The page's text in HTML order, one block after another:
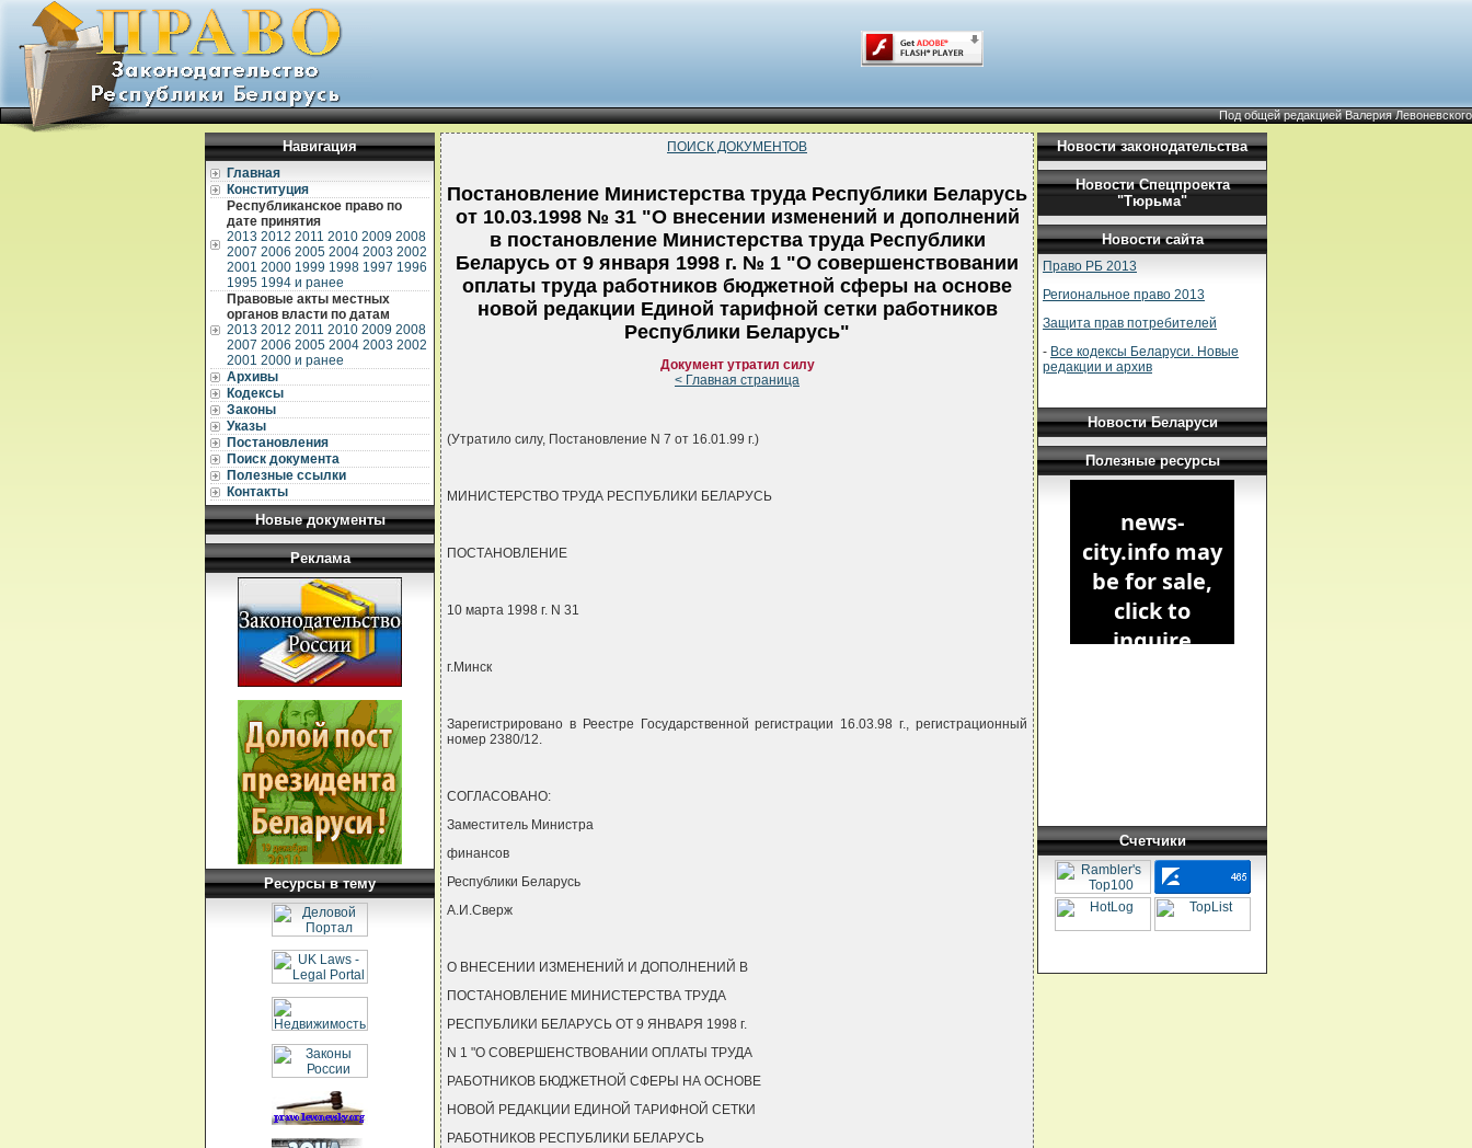
Под общей редакцией Валерия Левоневского
Навигация
Главная
Конституция
Республиканское право по
дате принятия
2013 2012 2011 2010 2009 2008
2007 2006 2005 2004 2003 2002
2001 2000 1999 1998 1997 1996
1995 1994 и ранее
Правовые акты местных
органов власти по датам
2013 2012 2011 2010 2009 2008
2007 2006 2005 2004 2003 2002
2001 2000 и ранее
Архивы
Кодексы
Законы
Указы
Постановления
Поиск документа
Полезные ссылки
Контакты
Новые документы
Реклама
Ресурсы в тему
ПОИСК ДОКУМЕНТОВ
Постановление Министерства труда Республики Беларусь
от 10.03.1998 № 31 "О внесении изменений и дополнений
в постановление Министерства труда Республики
Беларусь от 9 января 1998 г. № 1 "О совершенствовании
оплаты труда работников бюджетной сферы на основе
новой редакции Единой тарифной сетки работников
Республики Беларусь"
Документ утратил силу
< Главная страница
(Утратило силу, Постановление N 7 от 16.01.99 г.)
МИНИСТЕРСТВО ТРУДА РЕСПУБЛИКИ БЕЛАРУСЬ
ПОСТАНОВЛЕНИЕ
10 марта 1998 г. N 31
г.Минск
Зарегистрировано в Реестре Государственной регистрации 16.03.98 г., регистрационный
номер 2380/12.
СОГЛАСОВАНО:
Заместитель Министра
финансов
Республики Беларусь
А.И.Сверж
О ВНЕСЕНИИ ИЗМЕНЕНИЙ И ДОПОЛНЕНИЙ В
ПОСТАНОВЛЕНИЕ МИНИСТЕРСТВА ТРУДА
РЕСПУБЛИКИ БЕЛАРУСЬ ОТ 9 ЯНВАРЯ 1998 г.
N 1 "О СОВЕРШЕНСТВОВАНИИ ОПЛАТЫ ТРУДА
РАБОТНИКОВ БЮДЖЕТНОЙ СФЕРЫ НА ОСНОВЕ
НОВОЙ РЕДАКЦИИ ЕДИНОЙ ТАРИФНОЙ СЕТКИ
РАБОТНИКОВ РЕСПУБЛИКИ БЕЛАРУСЬ
Новости законодательства
Новости Спецпроекта
"Тюрьма"
Новости сайта
Право РБ 2013
Региональное право 2013
Защита прав потребителей
- Все кодексы Беларуси. Новые
редакции и архив
Новости Беларуси
Полезные ресурсы
Счетчики